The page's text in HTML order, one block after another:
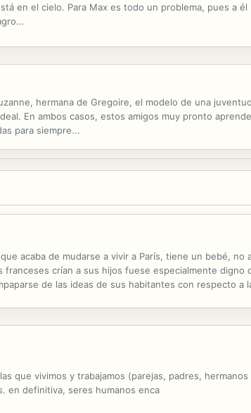
en el cielo. Para Max es todo un problema, pues a
hermana de Gregoire, el modelo de una
En ambos casos, estos amigos muy pronto
para siempre...
acaba de mudarse a vivir a París, tiene un bebé, no
crían a sus hijos fuese especialmente
de las ideas de sus habitantes con respecto a
que vivimos y trabajamos (parejas, padres,
en definitiva, seres humanos enca